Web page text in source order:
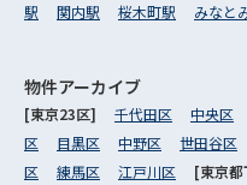
駅
関内駅 桜木町駅 みなと
物件アーカイブ
[東京23区] 千代田区 中央区
区
目黒区 中野区 世田谷区
区
練馬区 江戸川区 [東京